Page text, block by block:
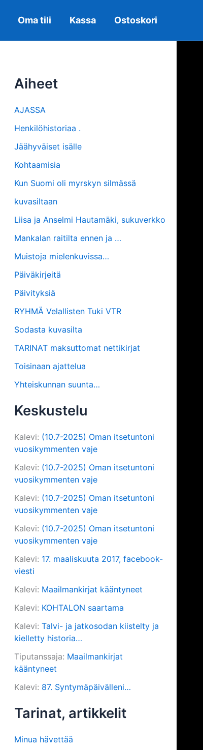
Oma tili Kassa Ostoskori
Aiheet
AJASSA
Henkilöhistoriaa .
Jäähyväiset isälle
Kohtaamisia
Kun Suomi oli myrskyn silmässä
kuvasiltaan
Liisa ja Anselmi Hautamäki, sukuverkko
Mankalan raitilta ennen ja …
Muistoja mielenkuvissa…
Päiväkirjeitä
Päivityksiä
RYHMÄ Velallisten Tuki VTR
Sodasta kuvasilta
TARINAT maksuttomat nettikirjat
Toisinaan ajattelua
Yhteiskunnan suunta…
Keskustelu
Kalevi: (10.7-2025) Oman itsetuntoni
vuosikymmenten vaje
Kalevi: (10.7-2025) Oman itsetuntoni
vuosikymmenten vaje
Kalevi: (10.7-2025) Oman itsetuntoni
vuosikymmenten vaje
Kalevi: (10.7-2025) Oman itsetuntoni
vuosikymmenten vaje
Kalevi: 17. maaliskuuta 2017, facebook-
viesti
Kalevi: Maailmankirjat kääntyneet
Kalevi: KOHTALON saartama
Kalevi: Talvi- ja jatkosodan kiistelty ja
kielletty historia…
Tiputanssaja: Maailmankirjat
kääntyneet
Kalevi: 87. Syntymäpäivälleni…
Tarinat, artikkelit
Minua hävettää